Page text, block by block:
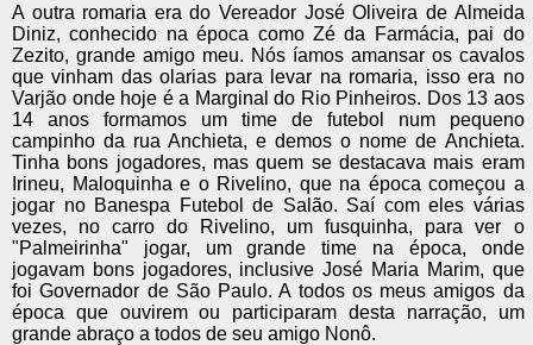
A outra romaria era do Vereador José Oliveira de Almeida
Diniz, conhecido na época como Zé da Farmácia, pai do
Zezito, grande amigo meu. Nós íamos amansar os cavalos
que vinham das olarias para levar na romaria, isso era no
Varjão onde hoje é a Marginal do Rio Pinheiros. Dos 13 aos
14 anos formamos um time de futebol num pequeno
campinho da rua Anchieta, e demos o nome de Anchieta.
Tinha bons jogadores, mas quem se destacava mais eram
Irineu, Maloquinha e o Rivelino, que na época começou a
jogar no Banespa Futebol de Salão. Saí com eles várias
vezes, no carro do Rivelino, um fusquinha, para ver o
"Palmeirinha" jogar, um grande time na época, onde
jogavam bons jogadores, inclusive José Maria Marim, que
foi Governador de São Paulo. A todos os meus amigos da
época que ouvirem ou participaram desta narração, um
grande abraço a todos de seu amigo Nonô.